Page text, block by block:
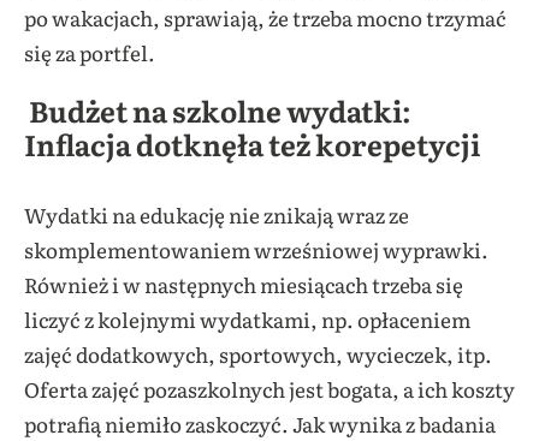
po wakacjach, sprawiają, że trzeba mocno trzymać
się za portfel.
Budżet na szkolne wydatki:
Inflacja dotknęła też korepetycji
Wydatki na edukację nie znikają wraz ze
skomplementowaniem wrześniowej wyprawki.
Również i w następnych miesiącach trzeba się
liczyć z kolejnymi wydatkami, np. opłaceniem
zajęć dodatkowych, sportowych, wycieczek, itp.
Oferta zajęć pozaszkolnych jest bogata, a ich koszty
potrafią niemiło zaskoczyć. Jak wynika z badania